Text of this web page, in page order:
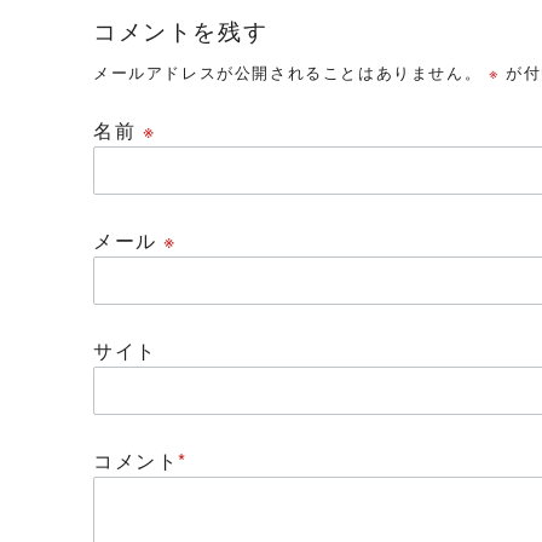
コメントを残す
メールアドレスが公開されることはありません。 ※ が
名前 ※
メール※
サイト
コメント*